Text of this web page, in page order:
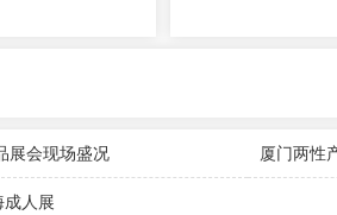
展会现场盛况 厦门两性
人展